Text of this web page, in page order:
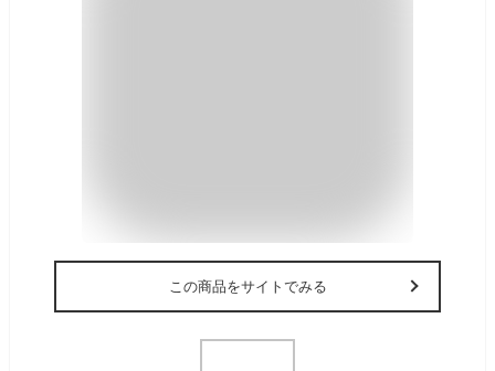
この商品をサイトでみる